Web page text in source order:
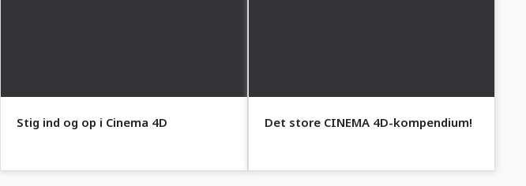
Stig ind og op i Cinema 4D Det store CINEMA 4D-kompendium!